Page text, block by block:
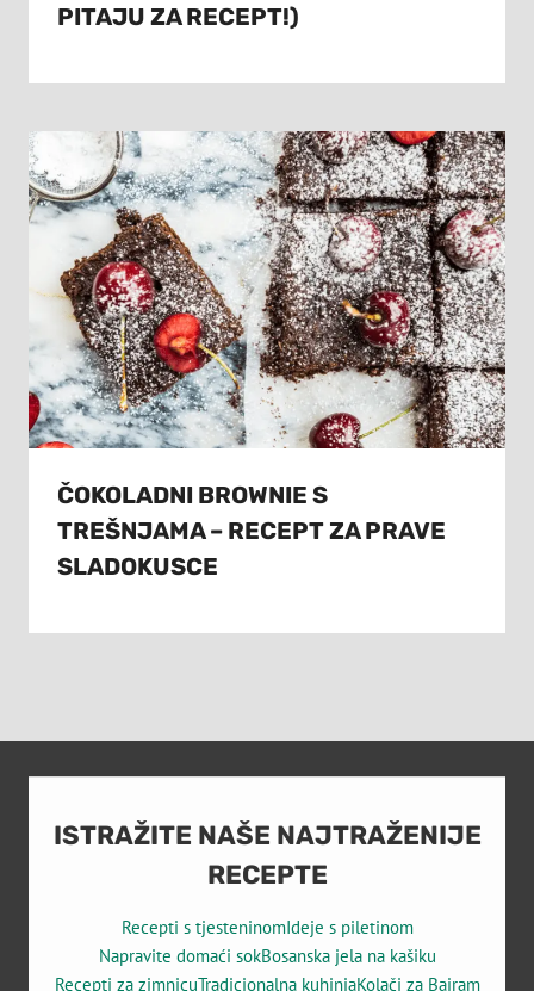
PITAJU ZA RECEPT!)
ČOKOLADNI BROWNIE S
TREŠNJAMA – RECEPT ZA PRAVE
SLADOKUSCE
ISTRAŽITE NAŠE NAJTRAŽENIJE
RECEPTE
Recepti s tjesteninomIdeje s piletinom
Napravite domaći sokBosanska jela na kašiku
Recepti za zimnicuTradicionalna kuhinjaKolači za Bajram